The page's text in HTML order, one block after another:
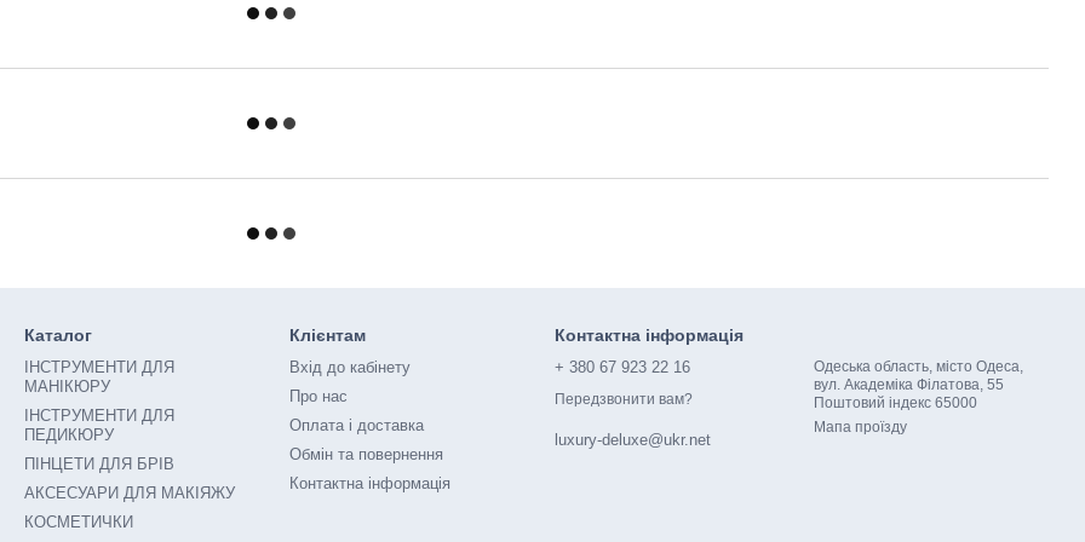
Каталог
ІНСТРУМЕНТИ ДЛЯ
МАНІКЮРУ
ІНСТРУМЕНТИ ДЛЯ
ПЕДИКЮРУ
ПІНЦЕТИ ДЛЯ БРІВ
АКСЕСУАРИ ДЛЯ МАКІЯЖУ
КОСМЕТИЧКИ
Клієнтам
Вхід до кабінету
Про нас
Оплата і доставка
Обмін та повернення
Контактна інформація
Контактна інформація
+ 380 67 923 22 16
Передзвонити вам?
luxury-deluxe@ukr.net
Одеська область, місто Одеса,
вул. Академіка Філатова, 55
Поштовий індекс 65000​​
Мапа проїзду